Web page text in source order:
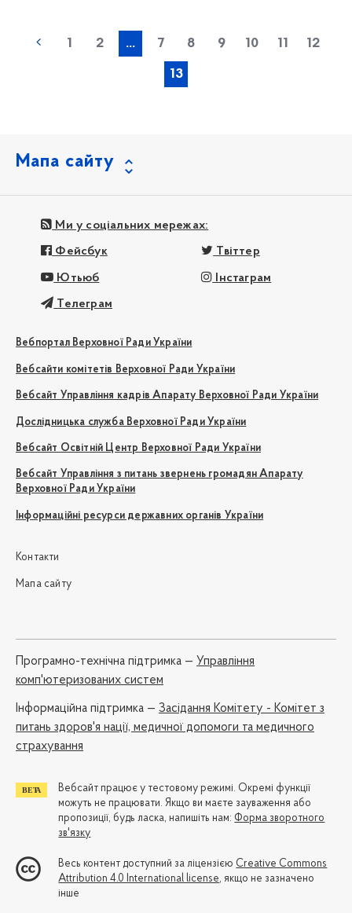
1 2 ... 7 8 9 10 11 12
13
Мапа сайту
Ми у соціальних мережах:
Фейсбук Твіттер
Ютьюб Інстаграм
Телеграм
Вебпортал Верховної Ради України
Вебсайти комітетів Верховної Ради України
Вебсайт Управління кадрів Апарату Верховної Ради України
Дослідницька служба Верховної Ради України
Вебсайт Освітній Центр Верховної Ради України
Вебсайт Управління з питань звернень громадян Апарату
Верховної Ради України
Інформаційні ресурси державних органів України
Контакти
Мапа сайту
Програмно-технічна підтримка — Управління
комп'ютеризованих систем
Iнформаційна підтримка — Засідання Комітету - Комітет з
питань здоров'я нації, медичної допомоги та медичного
страхування
Вебсайт працює у тестовому режимі. Окремі функції
можуть не працювати. Якщо ви маєте зауваження або
пропозиції, будь ласка, напишіть нам: Форма зворотного
зв'язку
Весь контент доступний за ліцензією Creative Commons
Attribution 4.0 International license, якщо не зазначено
інше